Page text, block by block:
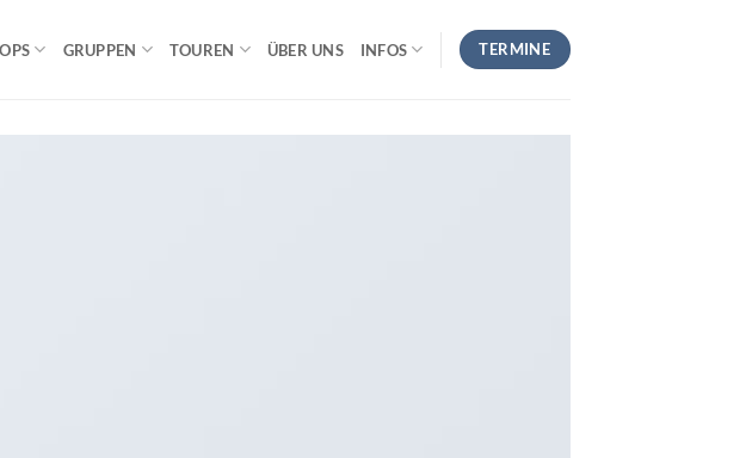
GRUPPEN TOUREN ÜBER UNS INFOS TERMINE